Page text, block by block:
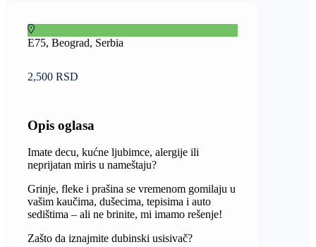
E75, Beograd, Serbia
2,500 RSD
Opis oglasa
Imate decu, kućne ljubimce, alergije ili
neprijatan miris u nameštaju?
Grinje, fleke i prašina se vremenom gomilaju u
vašim kaučima, dušecima, tepisima i auto
sedištima – ali ne brinite, mi imamo rešenje!
Zašto da iznajmite dubinski usisivač?